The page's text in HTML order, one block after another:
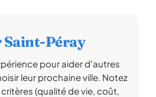
Saint-Péray
pour aider d'autres
leur prochaine ville. Notez
(qualité de vie, coût,